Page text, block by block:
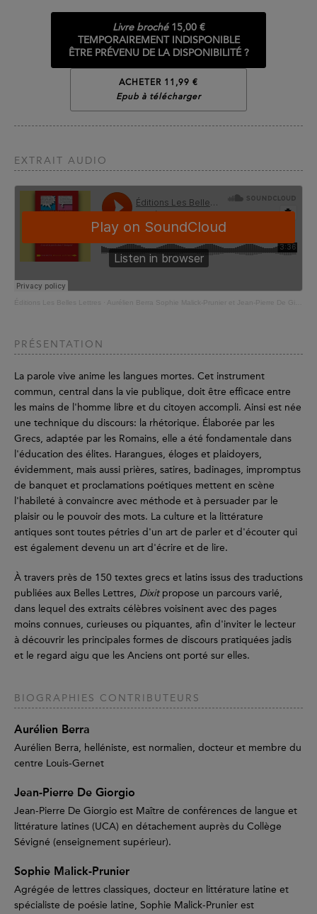
Livre broché 15,00 €
TEMPORAIREMENT INDISPONIBLE
ÊTRE PRÉVENU DE LA DISPONIBILITÉ ?
ACHETER 11,99 €
Epub à télécharger
EXTRAIT AUDIO
Éditions Les Belles Lettres Aurélien Berra Sophie Malick-Prunier et Jean-Pierre De Giorgio - Dixit
PRÉSENTATION
La parole vive anime les langues mortes. Cet instrument
commun, central dans la vie publique, doit être efficace entre
les mains de l'homme libre et du citoyen accompli. Ainsi est née
une technique du discours: la rhétorique. Élaborée par les
Grecs, adaptée par les Romains, elle a été fondamentale dans
l'éducation des élites. Harangues, éloges et plaidoyers,
évidemment, mais aussi prières, satires, badinages, impromptus
de banquet et proclamations poétiques mettent en scène
l'habileté à convaincre avec méthode et à persuader par le
plaisir ou le pouvoir des mots. La culture et la littérature
antiques sont toutes pétries d'un art de parler et d'écouter qui
est également devenu un art d'écrire et de lire.
À travers près de 150 textes grecs et latins issus des traductions
publiées aux Belles Lettres, Dixitpropose un parcours varié,
dans lequel des extraits célèbres voisinent avec des pages
moins connues, curieuses ou piquantes, afin d'inviter le lecteur
à découvrir les principales formes de discours pratiquées jadis
et le regard aigu que les Anciens ont porté sur elles.
BIOGRAPHIES CONTRIBUTEURS
Aurélien Berra
Aurélien Berra, helléniste, est normalien, docteur et membre du
centre Louis-Gernet
Jean-Pierre De Giorgio
Jean-Pierre De Giorgio est Maître de conférences de langue et
littérature latines (UCA) en détachement auprès du Collège
Sévigné (enseignement supérieur).
Sophie Malick-Prunier
Agrégée de lettres classiques, docteur en littérature latine et
spécialiste de poésie latine, Sophie Malick-Prunier est